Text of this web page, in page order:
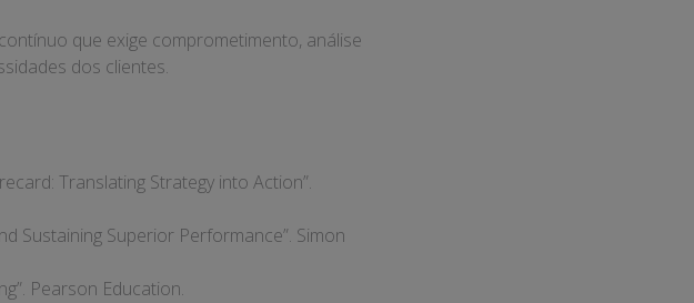
que exige comprometimento, análise
dos clientes.
Translating Strategy into Action”.
Sustaining Superior Performance”. Simon
Pearson Education.